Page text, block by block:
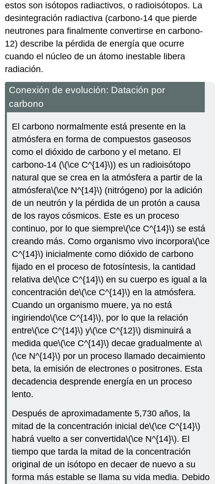
estos son isótopos radiactivos, o radioisótopos. La
desintegración radiactiva (carbono-14 que pierde
neutrones para finalmente convertirse en carbono-
12) describe la pérdida de energía que ocurre
cuando el núcleo de un átomo inestable libera
radiación.
Conexión de evolución: Datación por
carbono
El carbono normalmente está presente en la
atmósfera en forma de compuestos gaseosos
como el dióxido de carbono y el metano. El
carbono-14 (\(\ce C^{14}\)) es un radioisótopo
natural que se crea en la atmósfera a partir de la
atmósfera\(\ce N^{14}\) (nitrógeno) por la adición
de un neutrón y la pérdida de un protón a causa
de los rayos cósmicos. Este es un proceso
continuo, por lo que siempre\(\ce C^{14}\) se está
creando más. Como organismo vivo incorpora\(\ce
C^{14}\) inicialmente como dióxido de carbono
fijado en el proceso de fotosíntesis, la cantidad
relativa de\(\ce C^{14}\) en su cuerpo es igual a la
concentración de\(\ce C^{14}\) en la atmósfera.
Cuando un organismo muere, ya no está
ingiriendo\(\ce C^{14}\), por lo que la relación
entre\(\ce C^{14}\) y\(\ce C^{12}\) disminuirá a
medida que\(\ce C^{14}\) decae gradualmente a\
(\ce N^{14}\) por un proceso llamado decaimiento
beta, la emisión de electrones o positrones. Esta
decadencia desprende energía en un proceso
lento.
Después de aproximadamente 5,730 años, la
mitad de la concentración inicial de\(\ce C^{14}\)
habrá vuelto a ser convertida\(\ce N^{14}\). El
tiempo que tarda la mitad de la concentración
original de un isótopo en decaer de nuevo a su
forma más estable se llama su vida media. Debido